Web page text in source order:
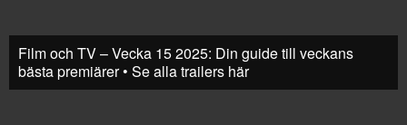
Film och TV – Vecka 15 2025: Din guide till veckans
bästa premiärer • Se alla trailers här